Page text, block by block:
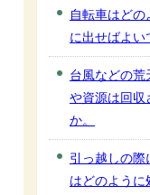
自転車はどの
に出せばよい
台風などの荒
や資源は回収
か。
引っ越しの際
はどのように